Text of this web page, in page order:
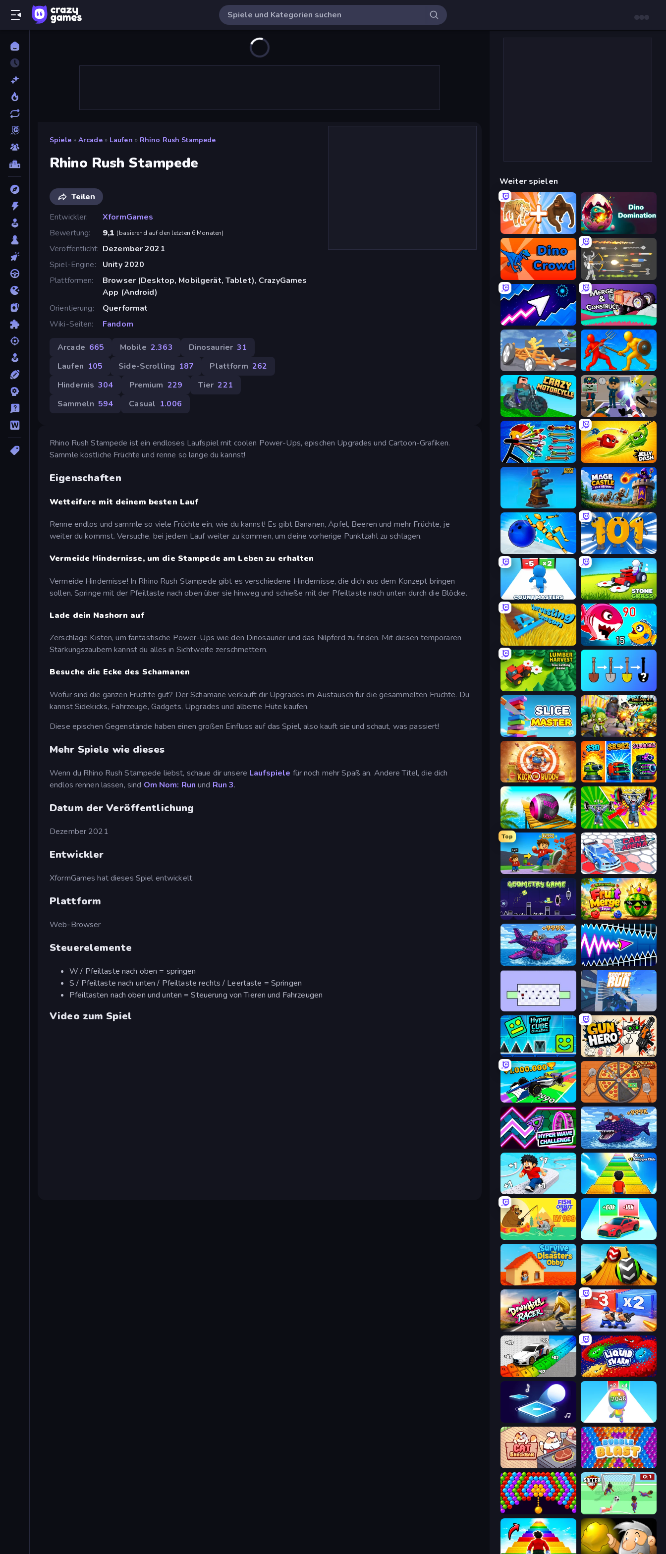
Spiele » Arcade » Laufen » Rhino Rush Stampede
Rhino Rush Stampede
Teilen
Entwickler
XformGames
Bewertung
9,1 (basierend auf den letzten 6 Monaten)
Veröffentlicht Dezember 2021
Spiel-Engine
Unity 2020
Plattformen
Browser (Desktop, Mobilgerät, Tablet), CrazyGames
App (Android)
Orientierung
Querformat
Wiki-Seiten
Fandom
Arcade 665 Mobile 2.363 Dinosaurier 31
Laufen 105 Side-Scrolling 187 Plattform 262
Hindernis 304 Premium 229 Tier 221
Sammeln 594 Casual 1.006
Rhino Rush Stampede ist ein endloses Laufspiel mit coolen Power-Ups, epischen Upgrades und Cartoon-Grafiken.
Sammle köstliche Früchte und renne so lange du kannst!
Eigenschaften
Wetteifere mit deinem besten Lauf
Renne endlos und sammle so viele Früchte ein, wie du kannst! Es gibt Bananen, Äpfel, Beeren und mehr Früchte, je
weiter du kommst. Versuche, bei jedem Lauf weiter zu kommen, um deine vorherige Punktzahl zu schlagen.
Vermeide Hindernisse, um die Stampede am Leben zu erhalten
Vermeide Hindernisse! In Rhino Rush Stampede gibt es verschiedene Hindernisse, die dich aus dem Konzept bringen
sollen. Springe mit der Pfeiltaste nach oben über sie hinweg und schieße mit der Pfeiltaste nach unten durch die Blöcke.
Lade dein Nashorn auf
Zerschlage Kisten, um fantastische Power-Ups wie den Dinosaurier und das Nilpferd zu finden. Mit diesen temporären
Stärkungszaubern kannst du alles in Sichtweite zerschmettern.
Besuche die Ecke des Schamanen
Wofür sind die ganzen Früchte gut? Der Schamane verkauft dir Upgrades im Austausch für die gesammelten Früchte. Du
kannst Sidekicks, Fahrzeuge, Gadgets, Upgrades und alberne Hüte kaufen.
Diese epischen Gegenstände haben einen großen Einfluss auf das Spiel, also kauft sie und schaut, was passiert!
Mehr Spiele wie dieses
Wenn du Rhino Rush Stampede liebst, schaue dir unsere Laufspiele für noch mehr Spaß an. Andere Titel, die dich
endlos rennen lassen, sind Om Nom: Run und Run 3.
Datum der Veröffentlichung
Dezember 2021
Entwickler
XformGames hat dieses Spiel entwickelt.
Plattform
Web-Browser
Steuerelemente
W / Pfeiltaste nach oben = springen
S / Pfeiltaste nach unten / Pfeiltaste rechts / Leertaste = Springen
Pfeiltasten nach oben und unten = Steuerung von Tieren und Fahrzeugen
Video zum Spiel
Weiter spielen
Animal DNA Run Dino Domination
Dino Crowd Ragdoll Archers
Space Waves Merge & Construct
Draw Crash Race Epic Sword Battle! Fight in Arena
Crazy Motorcycle Find The Alien
Archer Ragdoll Masters Jelly Dash
Furry Road Mage Castle Idle Defense
Playground Man! Ragdoll Show! Numbers Arena
Stone Grass: Mowing Simulator
Harvesting Season Fish Eat Getting Big
Lumber Harvest: Tree Cutting Game
Slice Master Zombies 4 Weapon Merge
Kick the Buddy Pumpkin Defense: Merge Cannon
Rolling Balls Sea Race Obby: Gym Simulator, Escape
Top
Obby: +1 Click Wall Breaker Cars Arena
Geometry Game Watermelon Fruit Merge Saga
Obby Plane Power Challenge: Fly Wave Dash: Geometry Arrow
Rooftop Run
Hyper Cube Challenge Gun Hero: Cat Survival
Obby Car Challenge: Drive Ring Restaurant
Hyper Wave Challenge Obby Fish Challenge: Ride
Speed per Click: Obby Obby: +1 Jump per Click
Fish Orbit
Survive the Disasters: Obby Sky Balls 3D
Downhill Racer Battle Brigade
Liquid Swarm
Tile Jumper 3D Man Runner 2048
Cat Snack Bar Bubble Blast
Bubble Story Soccer Dash